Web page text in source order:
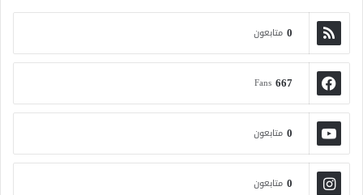
0 متابعون
667
Fans
0 متابعون
0 متابعون